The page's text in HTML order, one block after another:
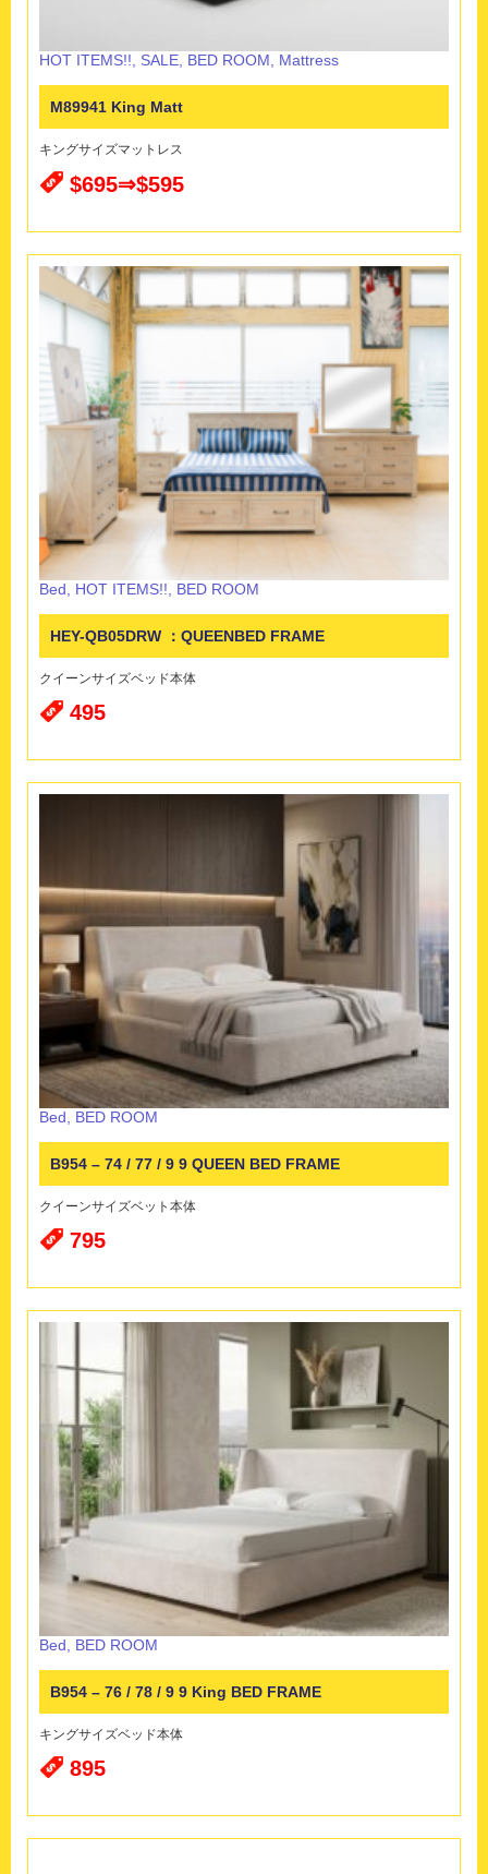
HOT ITEMS!! SALE BED ROOM Mattress
M89941 King Matt
キングサイズマットレス
$695⇒$595
Bed HOT ITEMS!! BED ROOM
HEY-QB05DRW ：QUEENBED FRAME
クイーンサイズベッド本体
495
Bed BED ROOM
B954 – 74 / 77 / 9 9 QUEEN BED FRAME
クイーンサイズベット本体
795
Bed, BED ROOM
B954 – 76 / 78 / 9 9 King BED FRAME
キングサイズベッド本体
895